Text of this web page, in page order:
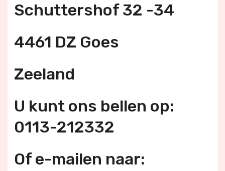
Schuttershof 32 -34
4461 DZ Goes
Zeeland
U kunt ons bellen op:
0113-212332
Of e-mailen naar: